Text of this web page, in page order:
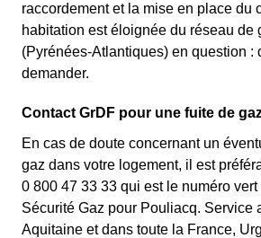
raccordement et la mise en place du
habitation est éloignée du réseau de
(Pyrénées-Atlantiques) en question :
demander.
Contact GrDF pour une fuite de
En cas de doute concernant un
gaz dans votre logement, il est
0 800 47 33 33 qui est le numéro
Sécurité Gaz pour Pouliacq. Service
Aquitaine et dans toute la France,